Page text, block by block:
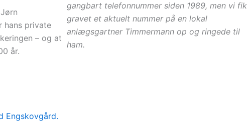
hans private
– og at
år.
gangbart telefonnummer siden 1989, men vi fik
gravet et aktuelt nummer på en lokal
anlægsgartner Timmermann op og ringede til
ham.